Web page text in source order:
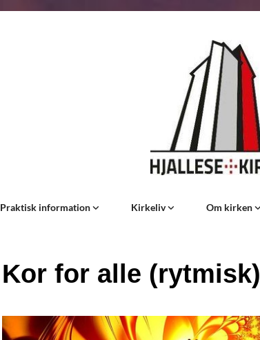
Praktisk information Kirkeliv Om kirken
Kor for alle (rytmisk)